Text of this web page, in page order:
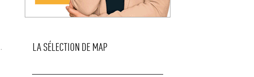
LA SÉLECTION DE MAP